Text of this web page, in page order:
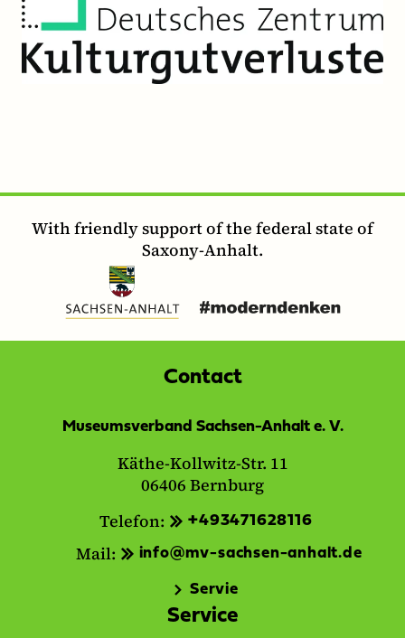
With friendly support of the federal state of
Saxony-Anhalt.
Contact
Museumsverband Sachsen-Anhalt e. V.
Käthe-Kollwitz-Str. 11
06406 Bernburg
Telefon:
+493471628116
Mail: info@mv-sachsen-anhalt.de
Servie
Service